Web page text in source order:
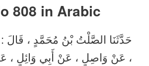
808 in Arabic
حَدَّثَنَا الصَّلْتُ بْنُ مُحَمَّدٍ ، قَالَ
، عَنْ وَاصِلٍ ، عَنْ أَبِي وَائِلٍ ،